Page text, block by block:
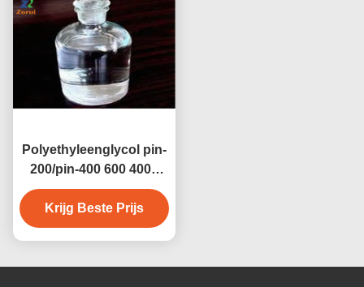
Polyethyleenglycol pin-
200/pin-400 600 4000
6000 8000 CAS 25322-
68-3
Krijg Beste Prijs